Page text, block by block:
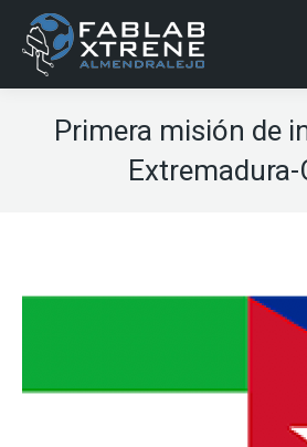
Primera misión de
Extremadura-